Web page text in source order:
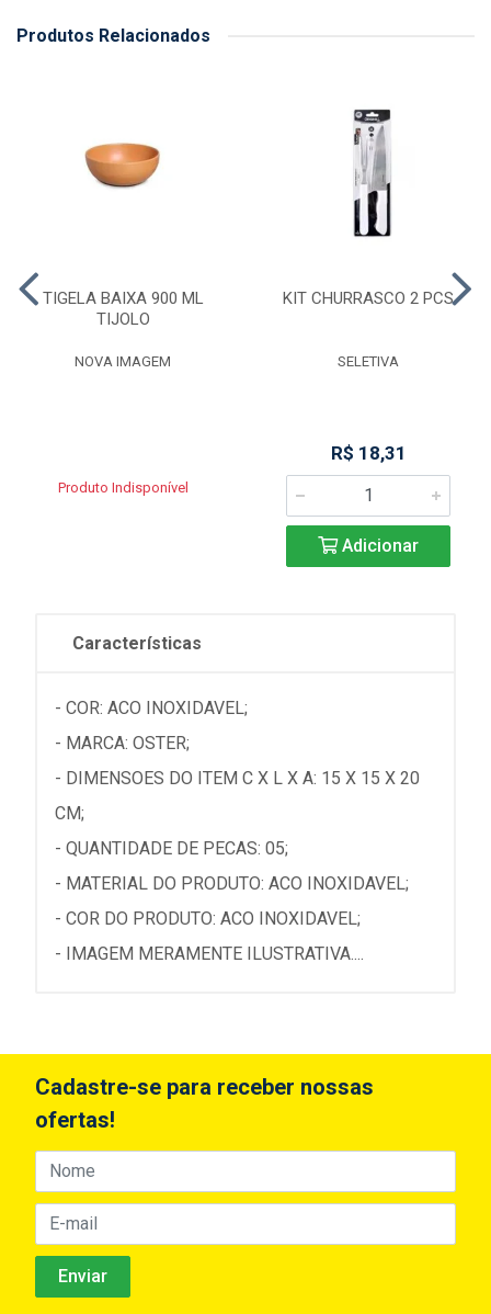
Produtos Relacionados
TIGELA BAIXA 900 ML
TIJOLO
NOVA IMAGEM
Produto Indisponível
KIT CHURRASCO 2 PCS
SELETIVA
R$ 18,31
Adicionar
Características
- COR: ACO INOXIDAVEL;
- MARCA: OSTER;
- DIMENSOES DO ITEM C X L X A: 15 X 15 X 20
CM;
- QUANTIDADE DE PECAS: 05;
- MATERIAL DO PRODUTO: ACO INOXIDAVEL;
- COR DO PRODUTO: ACO INOXIDAVEL;
- IMAGEM MERAMENTE ILUSTRATIVA....
Cadastre-se para receber nossas
ofertas!